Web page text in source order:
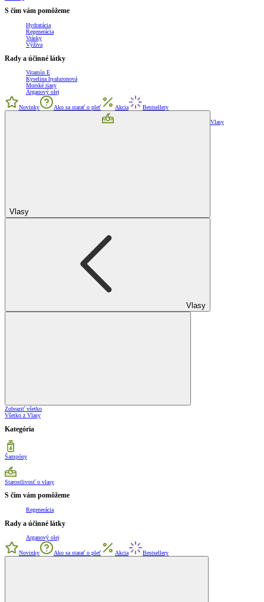
S čím vám pomôžeme
Hydratácia
Regenerácia
Vrásky
Výživa
Rady a účinné látky
Vitamín E
Kyselina hyaluronová
Morské riasy
Arganový olej
Novinky Ako sa starať o pleť Akcia Bestsellery
Vlasy
Vlasy
Vlasy
Zobraziť všetko
Všetko z Vlasy
Kategória
Šampóny
Starostlivosť o vlasy
S čím vám pomôžeme
Regenerácia
Rady a účinné látky
Arganový olej
Novinky Ako sa starať o pleť Akcia Bestsellery